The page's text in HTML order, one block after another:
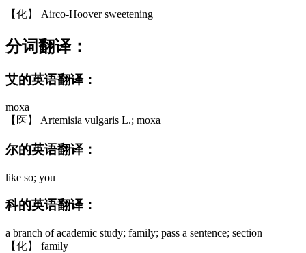
【化】 Airco-Hoover sweetening
分词翻译：
艾的英语翻译：
moxa
【医】 Artemisia vulgaris L.; moxa
尔的英语翻译：
like so; you
科的英语翻译：
a branch of academic study; family; pass a sentence; section
【化】 family